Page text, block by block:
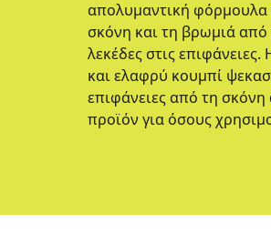
απολυμαντική φόρμουλα
σκόνη και τη βρωμιά από
λεκέδες στις
και ελαφρύ κουμπί
επιφάνειες από τη
προϊόν για όσους